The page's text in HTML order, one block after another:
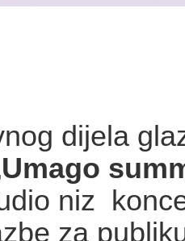
dijela
Umago
niz
za